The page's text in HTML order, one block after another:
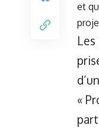
et
«